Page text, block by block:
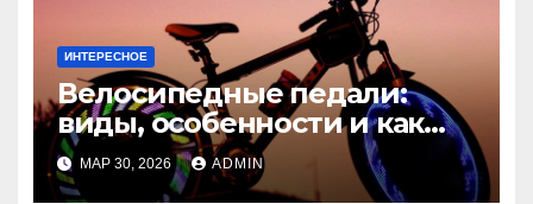
ИНТЕРЕСНОЕ
Велосипедные педали:
виды, особенности и как
выбрать идеальный
вариант
МАР 30, 2026 ADMIN